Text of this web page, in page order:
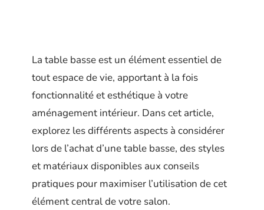
La table basse est un élément essentiel de
tout espace de vie, apportant à la fois
fonctionnalité et esthétique à votre
aménagement intérieur. Dans cet article,
explorez les différents aspects à considérer
lors de l’achat d’une table basse, des styles
et matériaux disponibles aux conseils
pratiques pour maximiser l’utilisation de cet
élément central de votre salon.